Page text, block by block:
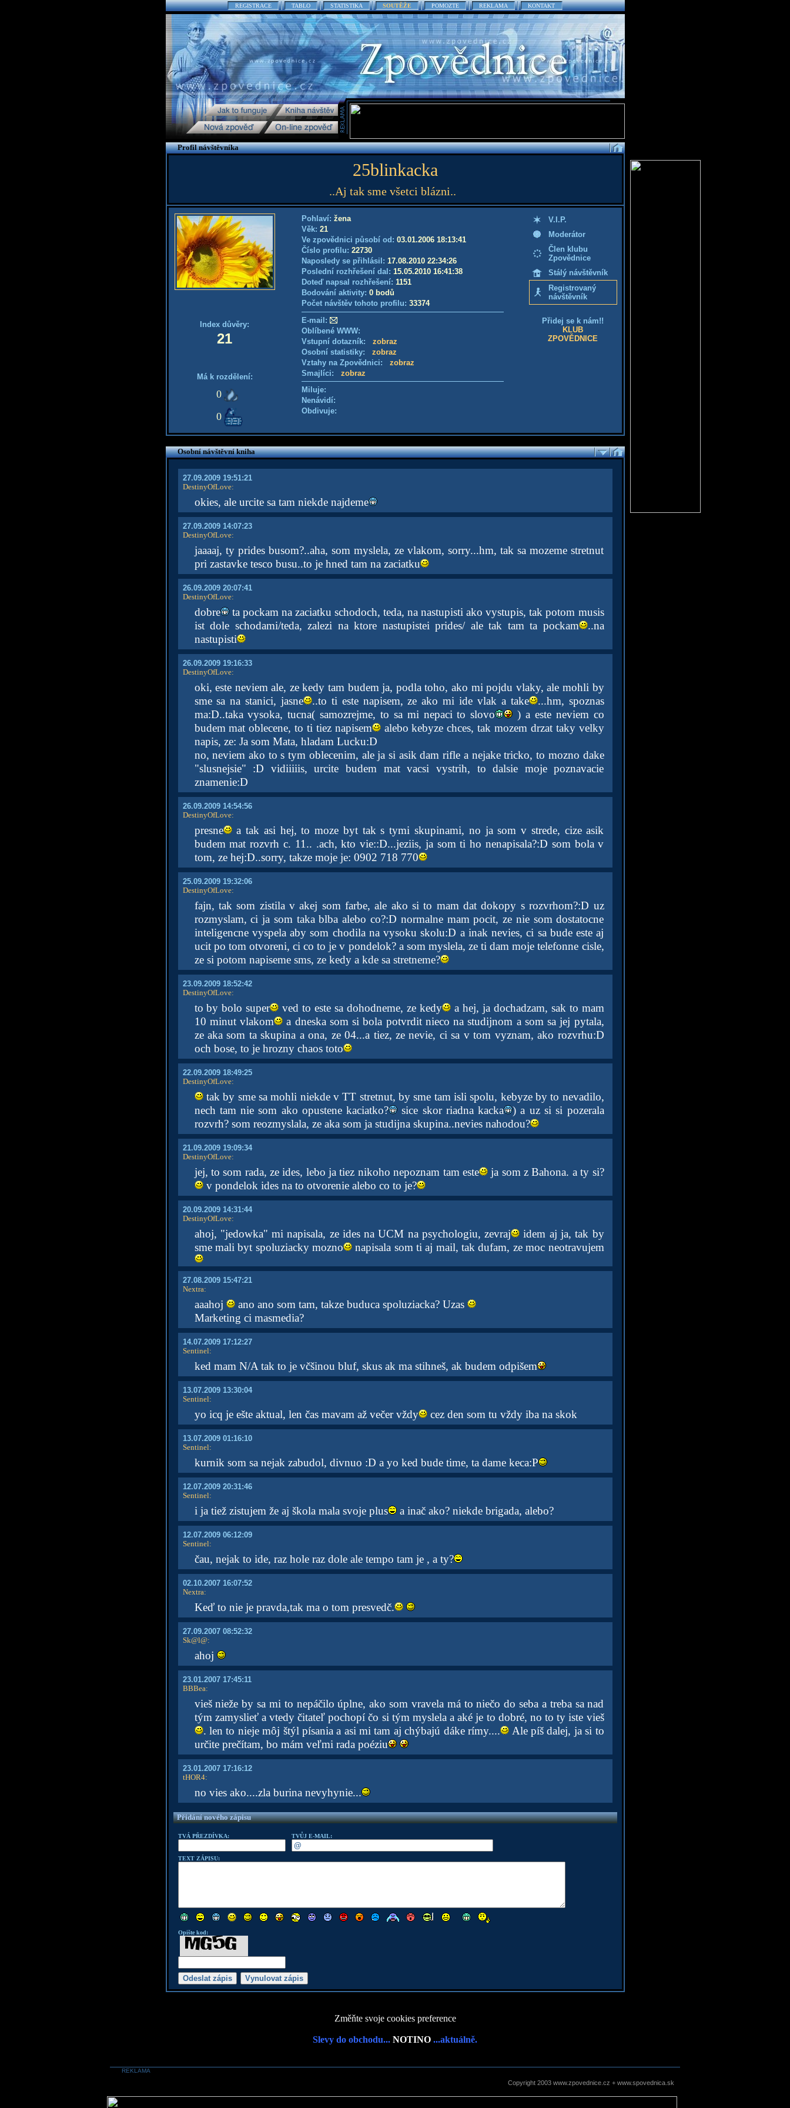
REGISTRACE TABLO STATISTIKA SOUTĚŽE POMOZTE REKLAMA KONTAKT
Profil návštěvníka
25blinkacka
..Aj tak sme všetci blázni..
Index důvěry:
21
Má k rozdělení:
0
0
Pohlaví: žena
Věk: 21
Ve zpovědnici působí od: 03.01.2006 18:13:41
Číslo profilu: 22730
Naposledy se přihlásil: 17.08.2010 22:34:26
Poslední rozhřešení dal: 15.05.2010 16:41:38
Doteď napsal rozhřešení: 1151
Bodování aktivity: 0 bodů
Počet návštěv tohoto profilu: 33374
E-mail:
Oblíbené WWW:
Vstupní dotazník: zobraz
Osobní statistiky: zobraz
Vztahy na Zpovědnici: zobraz
Smajlíci: zobraz
Miluje:
Nenávidí:
Obdivuje:
V.I.P.
Moderátor
Člen klubu
Zpovědnice
Stálý návštěvník
Registrovaný
návštěvník
Přidej se k nám!!
KLUB
ZPOVĚDNICE
Osobní návštěvní kniha
27.09.2009 19:51:21
DestinyOfLove:
okies, ale urcite sa tam niekde najdeme
27.09.2009 14:07:23
DestinyOfLove:
jaaaaj, ty prides busom?..aha, som myslela, ze vlakom, sorry...hm, tak sa mozeme stretnut
pri zastavke tesco busu..to je hned tam na zaciatku
26.09.2009 20:07:41
DestinyOfLove:
dobre
ta pockam na zaciatku schodoch, teda, na nastupisti ako vystupis, tak potom musis
ist dole schodami/teda, zalezi na ktore nastupistei prides/ ale tak tam ta pockam
..na
nastupisti
26.09.2009 19:16:33
DestinyOfLove:
oki, este neviem ale, ze kedy tam budem ja, podla toho, ako mi pojdu vlaky, ale mohli by
sme sa na stanici, jasne
..to ti este napisem, ze ako mi ide vlak a take
...hm, spoznas
ma:D..taka vysoka, tucna( samozrejme, to sa mi nepaci to slovo
) a este neviem co
budem mat oblecene, to ti tiez napisem
alebo kebyze chces, tak mozem drzat taky velky
napis, ze: Ja som Mata, hladam Lucku:D
no, neviem ako to s tym oblecenim, ale ja si asik dam rifle a nejake tricko, to mozno dake
"slusnejsie" :D vidiiiiis, urcite budem mat vacsi vystrih, to dalsie moje poznavacie
znamenie:D
26.09.2009 14:54:56
DestinyOfLove:
presne
a tak asi hej, to moze byt tak s tymi skupinami, no ja som v strede, cize asik
budem mat rozvrh c. 11.. .ach, kto vie::D...jeziis, ja som ti ho nenapisala?:D som bola v
tom, ze hej:D..sorry, takze moje je: 0902 718 770
25.09.2009 19:32:06
DestinyOfLove:
fajn, tak som zistila v akej som farbe, ale ako si to mam dat dokopy s rozvrhom?:D uz
rozmyslam, ci ja som taka blba alebo co?:D normalne mam pocit, ze nie som dostatocne
inteligencne vyspela aby som chodila na vysoku skolu:D a inak nevies, ci sa bude este aj
ucit po tom otvoreni, ci co to je v pondelok? a som myslela, ze ti dam moje telefonne cisle,
ze si potom napiseme sms, ze kedy a kde sa stretneme?
23.09.2009 18:52:42
DestinyOfLove:
to by bolo super ved to este sa dohodneme, ze kedy
a hej, ja dochadzam, sak to mam
10 minut vlakom
a dneska som si bola potvrdit nieco na studijnom a som sa jej pytala,
ze aka som ta skupina a ona, ze 04...a tiez, ze nevie, ci sa v tom vyznam, ako rozvrhu:D
och bose, to je hrozny chaos toto
22.09.2009 18:49:25
DestinyOfLove:
tak by sme sa mohli niekde v TT stretnut, by sme tam isli spolu, kebyze by to nevadilo,
nech tam nie som ako opustene kaciatko?
sice skor riadna kacka
) a uz si si pozerala
rozvrh? som reozmyslala, ze aka som ja studijna skupina..nevies nahodou?
21.09.2009 19:09:34
DestinyOfLove:
jej, to som rada, ze ides, lebo ja tiez nikoho nepoznam tam este
ja som z Bahona. a ty si?
v pondelok ides na to otvorenie alebo co to je?
20.09.2009 14:31:44
DestinyOfLove:
ahoj, "jedowka" mi napisala, ze ides na UCM na psychologiu, zevraj
idem aj ja, tak by
sme mali byt spoluziacky mozno
napisala som ti aj mail, tak dufam, ze moc neotravujem
27.08.2009 15:47:21
Nextra:
aaahoj
ano ano som tam, takze buduca spoluziacka? Uzas
Marketing ci masmedia?
14.07.2009 17:12:27
Sentinel:
ked mam N/A tak to je včšinou bluf, skus ak ma stihneš, ak budem odpišem
13.07.2009 13:30:04
Sentinel:
yo icq je ešte aktual, len čas mavam až večer vždy cez den som tu vždy iba na skok
13.07.2009 01:16:10
Sentinel:
kurnik som sa nejak zabudol, divnuo :D a yo ked bude time, ta dame keca:P
12.07.2009 20:31:46
Sentinel:
i ja tiež zistujem že aj škola mala svoje plus a inač ako? niekde brigada, alebo?
12.07.2009 06:12:09
Sentinel:
čau, nejak to ide, raz hole raz dole ale tempo tam je , a ty?
02.10.2007 16:07:52
Nextra:
Keď to nie je pravda,tak ma o tom presvedč.
27.09.2007 08:52:32
Sk@l@:
ahoj
23.01.2007 17:45:11
BBBea:
vieš nieže by sa mi to nepáčilo úplne, ako som vravela má to niečo do seba a treba sa nad
tým zamyslieť a vtedy čitateľ pochopí čo si tým myslela a aké je to dobré, no to ty iste vieš
. len to nieje môj štýl písania a asi mi tam aj chýbajú dáke rímy....
Ale píš dalej, ja si to
určite prečítam, bo mám veľmi rada poéziu
23.01.2007 17:16:12
tHOR4:
no vies ako....zla burina nevyhynie...
Přidání nového zápisu
TVÁ PŘEZDÍVKA: TVŮJ E-MAIL:
TEXT ZÁPISU:
Opište kod:
Změňte svoje cookies preference
Slevy do obchodu... NOTINO ...aktuálně.
REKLAMA
Copyright 2003 www.zpovednice.cz + www.spovednica.sk